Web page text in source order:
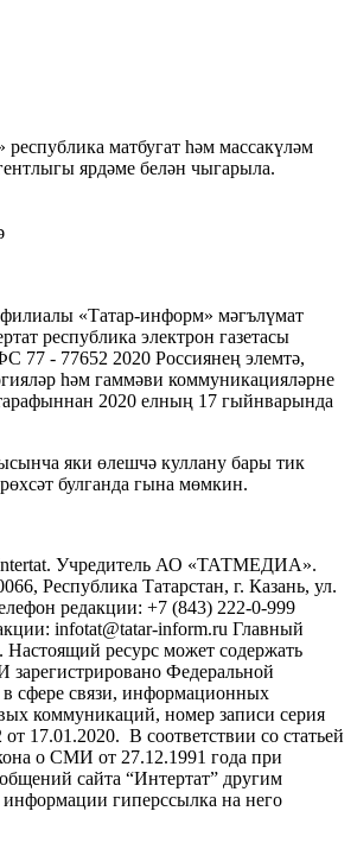
республика матбугат һәм массакүләм
ярдәме белән чыгарыла.
«Татар-информ» мәгълүмат
республика электрон газетасы
77 - 77652 2020 Россиянең элемтә,
һәм гаммәви коммуникацияләрне
тарафыннан 2020 елның 17 гыйнварында
яки өлешчә куллану бары тик
булганда гына мөмкин.
Учредитель АО «ТАТМЕДИА».
Республика Татарстан, г. Казань, ул.
редакции: +7 (843) 222-0-999
infotat@tatar-inform.ru Главный
Настоящий ресурс может содержать
Федеральной
сфере связи, информационных
коммуникаций, номер записи серия
17.01.2020. В соответствии со статьей
о СМИ от 27.12.1991 года при
сайта “Интертат” другим
информации гиперссылка на него